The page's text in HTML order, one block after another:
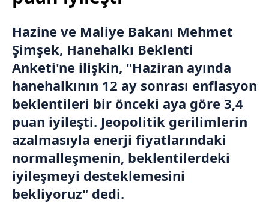
Hazine ve Maliye Bakanı Mehmet
Şimşek, Hanehalkı Beklenti
Anketi'ne ilişkin, "Haziran ayında
hanehalkının 12 ay sonrası enflasyon
beklentileri bir önceki aya göre 3,4
puan iyileşti. Jeopolitik gerilimlerin
azalmasıyla enerji fiyatlarındaki
normalleşmenin, beklentilerdeki
iyileşmeyi desteklemesini
bekliyoruz" dedi.